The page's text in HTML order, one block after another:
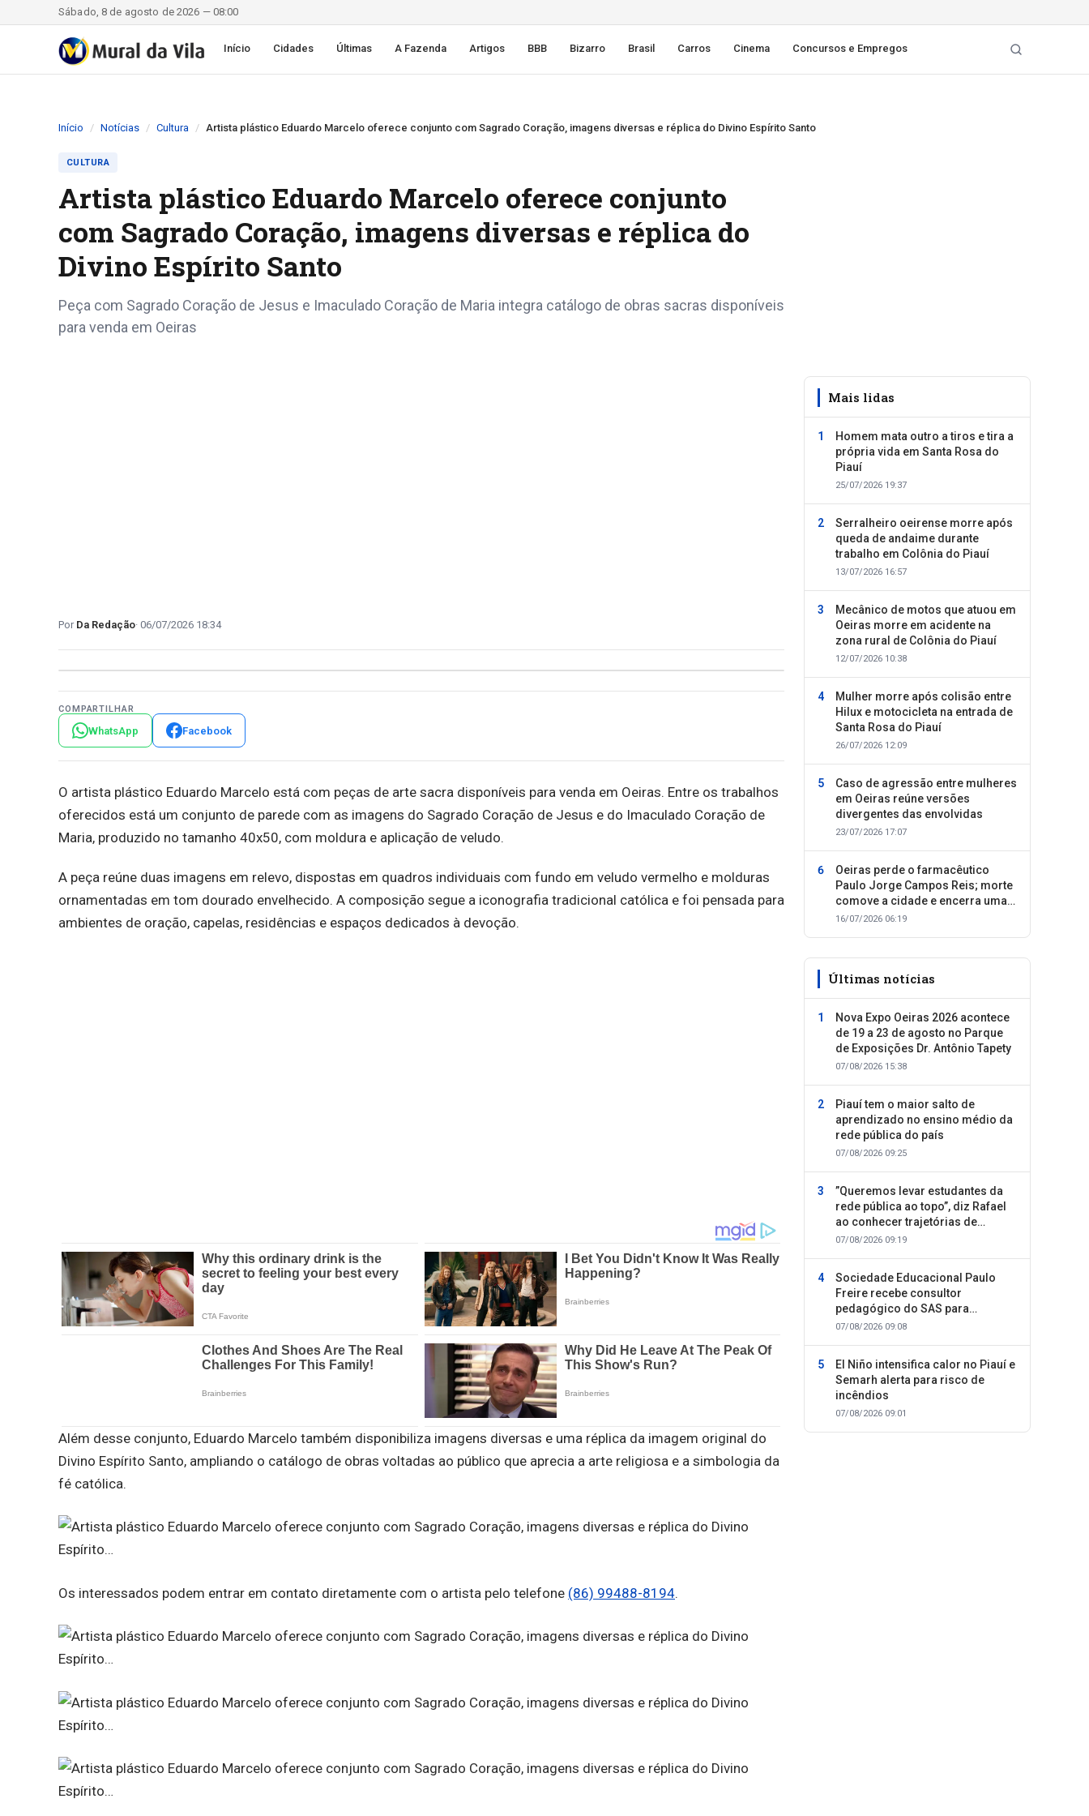
Sábado, 8 de agosto de 2026 — 08:00
Início Cidades Últimas A Fazenda Artigos BBB Bizarro Brasil Carros Cinema Concursos e Empregos
Início Notícias Cultura Artista plástico Eduardo Marcelo oferece conjunto com Sagrado Coração, imagens diversas e réplica do Divino Espírito Santo
CULTURA
Artista plástico Eduardo Marcelo oferece conjunto
com Sagrado Coração, imagens diversas e réplica do
Divino Espírito Santo
Peça com Sagrado Coração de Jesus e Imaculado Coração de Maria integra catálogo de obras sacras disponíveis
para venda em Oeiras
Da Redação 06/07/2026 18:34
COMPARTILHAR
WhatsApp Facebook
O artista plástico Eduardo Marcelo está com peças de arte sacra disponíveis para venda em Oeiras. Entre os trabalhos
oferecidos está um conjunto de parede com as imagens do Sagrado Coração de Jesus e do Imaculado Coração de
Maria, produzido no tamanho 40x50, com moldura e aplicação de veludo.
A peça reúne duas imagens em relevo, dispostas em quadros individuais com fundo em veludo vermelho e molduras
ornamentadas em tom dourado envelhecido. A composição segue a iconografia tradicional católica e foi pensada para
ambientes de oração, capelas, residências e espaços dedicados à devoção.
Além desse conjunto, Eduardo Marcelo também disponibiliza imagens diversas e uma réplica da imagem original do
Divino Espírito Santo, ampliando o catálogo de obras voltadas ao público que aprecia a arte religiosa e a simbologia da
fé católica.
Os interessados podem entrar em contato diretamente com o artista pelo telefone (86) 99488-8194.
Mais lidas
Homem mata outro a tiros e tira a
própria vida em Santa Rosa do
Piauí
25/07/2026 19:37
Serralheiro oeirense morre após
queda de andaime durante
trabalho em Colônia do Piauí
13/07/2026 16:57
Mecânico de motos que atuou em
Oeiras morre em acidente na
zona rural de Colônia do Piauí
12/07/2026 10:38
Mulher morre após colisão entre
Hilux e motocicleta na entrada de
Santa Rosa do Piauí
26/07/2026 12:09
Caso de agressão entre mulheres
em Oeiras reúne versões
divergentes das envolvidas
23/07/2026 17:07
Oeiras perde o farmacêutico
Paulo Jorge Campos Reis; morte
comove a cidade e encerra uma
trajetória dedicada ao cuidado
16/07/2026 06:19
Últimas notícias
Nova Expo Oeiras 2026 acontece
de 19 a 23 de agosto no Parque
de Exposições Dr. Antônio Tapety
07/08/2026 15:38
Piauí tem o maior salto de
aprendizado no ensino médio da
rede pública do país
07/08/2026 09:25
”Queremos levar estudantes da
rede pública ao topo”, diz Rafael
ao conhecer trajetórias de
sucesso
07/08/2026 09:19
Sociedade Educacional Paulo
Freire recebe consultor
pedagógico do SAS para
planejamento do segundo
07/08/2026 09:08
El Niño intensifica calor no Piauí e
Semarh alerta para risco de
incêndios
07/08/2026 09:01